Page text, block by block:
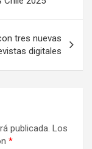
tres nuevas
digitales
publicada. Los
*